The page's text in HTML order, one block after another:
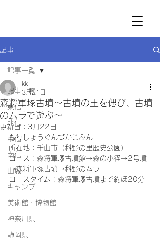
記事
記事一覧
東信
北信
中信
南信
山城
キャンプ
美術館・博物館
神奈川県
静岡県
記事一覧
森将軍塚古墳～古墳の王を偲び、古墳
のムラで遊ぶ～
kk
3月21日
更新日： 3月22日
もりしょうぐんづかこふん
所在地：千曲市（科野の里歴史公園）
コース：森将軍塚古墳館→森の小径→2号墳
→森将軍塚古墳→科野のムラ
コースタイム：森将軍塚古墳まで約ほ20分